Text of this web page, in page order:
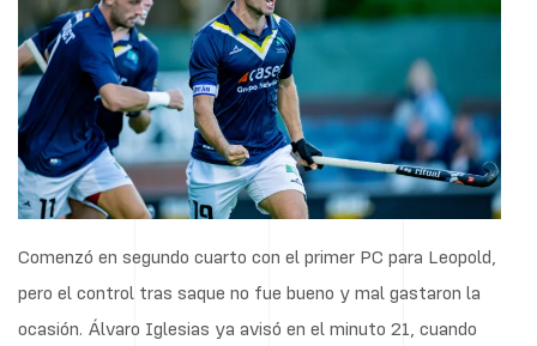
Comenzó en segundo cuarto con el primer PC para Leopold,
pero el control tras saque no fue bueno y mal gastaron la
ocasión. Álvaro Iglesias ya avisó en el minuto 21, cuando